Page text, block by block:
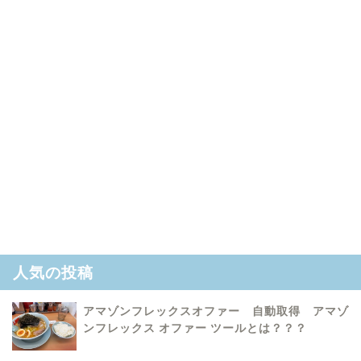
人気の投稿
アマゾンフレックスオファー 自動取得 アマゾ
ンフレックス オファー ツールとは？？？